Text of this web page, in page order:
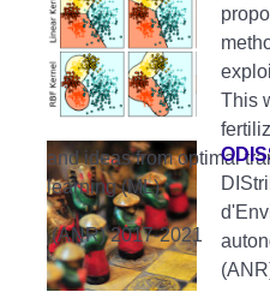
This
and ideas from optimal
learning (ML)
(ANR) 2017-2021